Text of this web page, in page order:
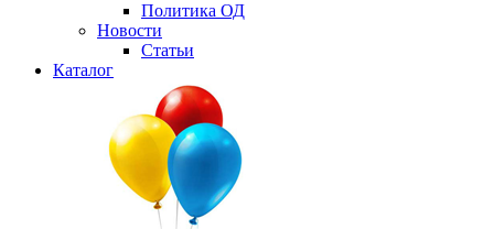
Политика ОД
Новости
Статьи
Каталог